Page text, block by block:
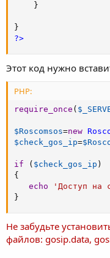
}
}
?>
Этот код нужно
PHP:
require_once (
$Roscomsos=new
$check_gos_ip=
if ( $check_gos_ip )
{
echo
'Доступ на
}
Не забудьте
файлов: gosip.data,